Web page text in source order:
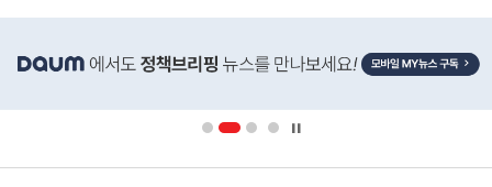
단
영